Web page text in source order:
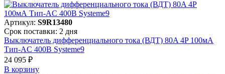
Артикул: S9R13480
Срок поставки: 2 дня
Выключатель дифференциального тока (ВДТ) 80A 4P 100мА
Тип-AC 400В Systeme9
24 095 ₽
В корзинy